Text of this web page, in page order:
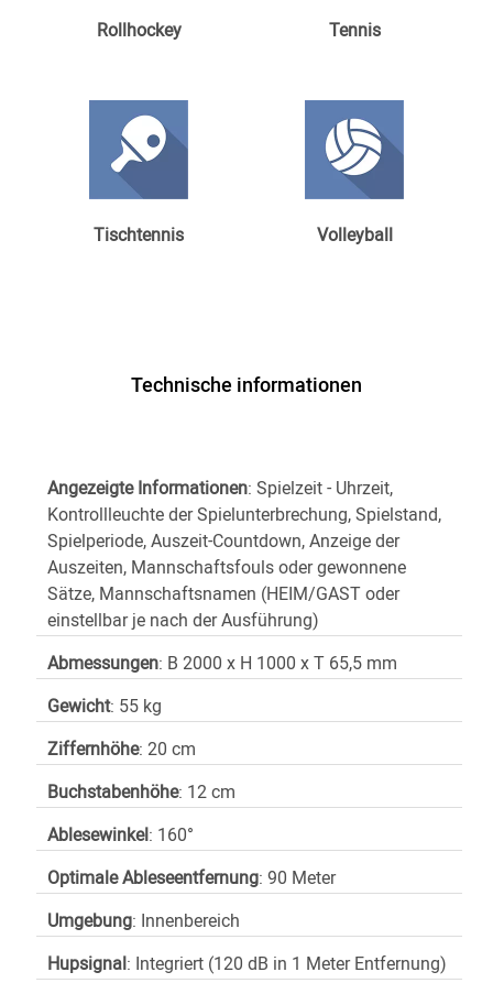
Rollhockey Tennis
Tischtennis Volleyball
Technische informationen
Angezeigte Informationen: Spielzeit - Uhrzeit,
Kontrollleuchte der Spielunterbrechung, Spielstand,
Spielperiode, Auszeit-Countdown, Anzeige der
Auszeiten, Mannschaftsfouls oder gewonnene
Sätze, Mannschaftsnamen (HEIM/GAST oder
einstellbar je nach der Ausführung)
Abmessungen: B 2000 x H 1000 x T 65,5 mm
Gewicht: 55 kg
Ziffernhöhe: 20 cm
Buchstabenhöhe: 12 cm
Ablesewinkel: 160°
Optimale Ableseentfernung: 90 Meter
Umgebung: Innenbereich
Hupsignal: Integriert (120 dB in 1 Meter Entfernung)